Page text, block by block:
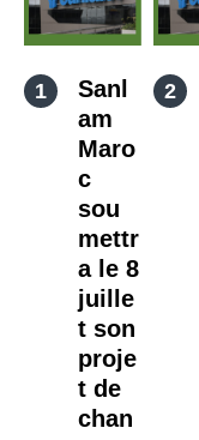
Sanl
am
Maro
c
sou
mettr
a le 8
juille
t son
proje
t de
chan